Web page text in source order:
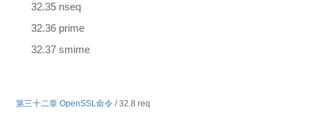
32.35 nseq
32.36 prime
32.37 smime
第三十二章 OpenSSL命令 / 32.8 req